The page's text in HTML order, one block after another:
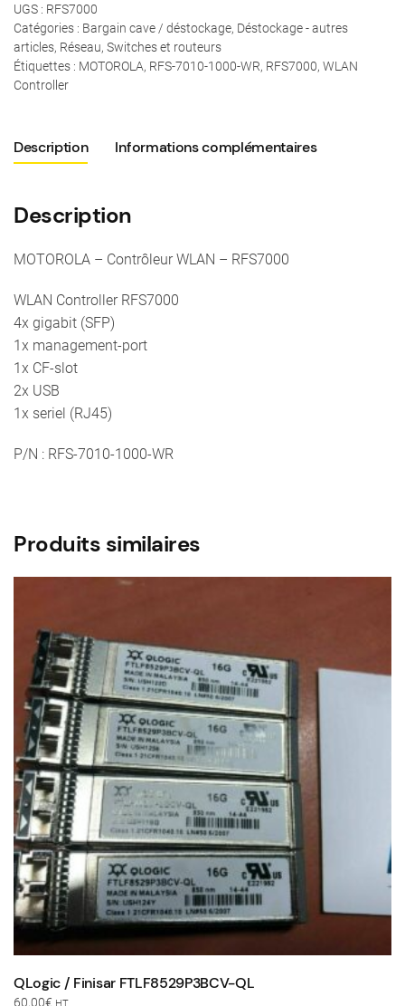
MOTOROLA
-
Contrôleur
WLAN
UGS : RFS7000
Catégories : Bargain cave / déstockage, Déstockage - autres
articles, Réseau, Switches et routeurs
Étiquettes : MOTOROLA, RFS-7010-1000-WR, RFS7000, WLAN
Controller
Description Informations complémentaires
Description
MOTOROLA – Contrôleur WLAN – RFS7000
WLAN Controller RFS7000
4x gigabit (SFP)
1x management-port
1x CF-slot
2x USB
1x seriel (RJ45)
P/N : RFS-7010-1000-WR
Produits similaires
QLogic / Finisar FTLF8529P3BCV-QL
60,00€